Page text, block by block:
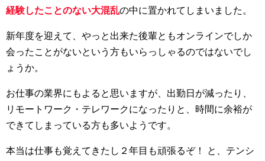
経験したことのない大混乱の中に置かれてしまいました。
新年度を迎えて、やっと出来た後輩ともオンラインでしか
会ったことがないという方もいらっしゃるのではないでし
ょうか。
お仕事の業界にもよると思いますが、出勤日が減ったり、
リモートワーク・テレワークになったりと、時間に余裕が
できてしまっている方も多いようです。
本当は仕事も覚えてきたし２年目も頑張るぞ！ と、テンシ